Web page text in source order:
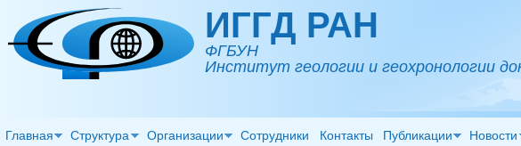
Перейти к основному содержанию ИГГД РАН
ФГБУН
Институт геологии и геохронологии
Главная Структура Организации Сотрудники Контакты Публикации Новости